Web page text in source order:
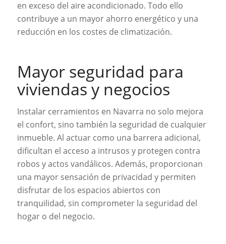
en exceso del aire acondicionado. Todo ello
contribuye a un mayor ahorro energético y una
reducción en los costes de climatización.
Mayor seguridad para
viviendas y negocios
Instalar cerramientos en Navarra no solo mejora
el confort, sino también la seguridad de cualquier
inmueble. Al actuar como una barrera adicional,
dificultan el acceso a intrusos y protegen contra
robos y actos vandálicos. Además, proporcionan
una mayor sensación de privacidad y permiten
disfrutar de los espacios abiertos con
tranquilidad, sin comprometer la seguridad del
hogar o del negocio.